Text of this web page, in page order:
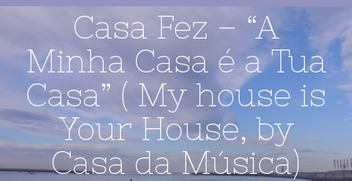
Casa Fez – “A
Minha Casa é a Tua
Casa” ( My house is
Your House, by
Casa da Música)